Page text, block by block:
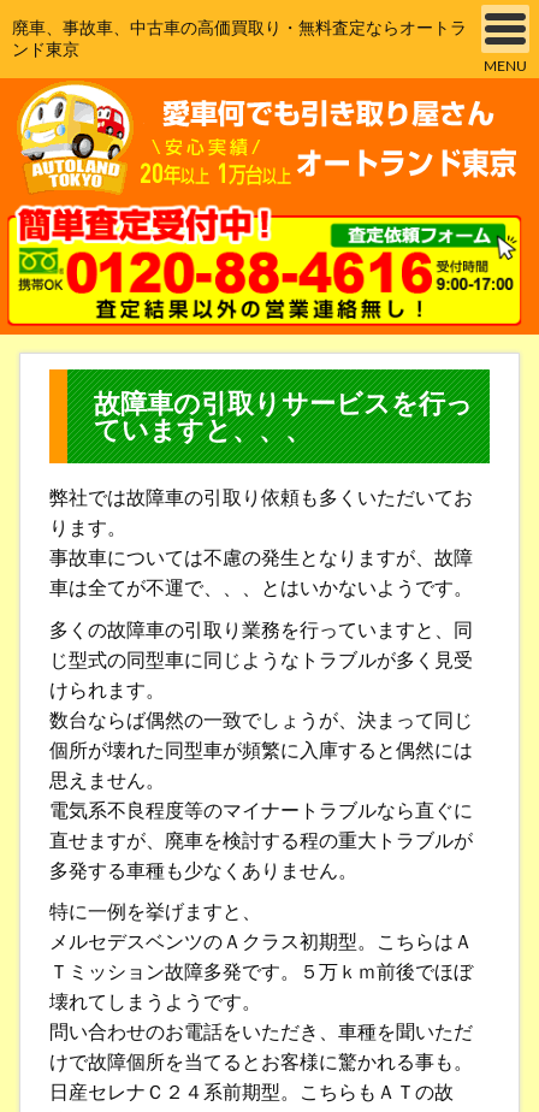
廃車、事故車、中古車の高価買取り・無料査定ならオートラ
ンド東京
MENU
故障車の引取りサービスを行っ
ていますと、、、
弊社では故障車の引取り依頼も多くいただいてお
ります。
事故車については不慮の発生となりますが、故障
車は全てが不運で、、、とはいかないようです。
多くの故障車の引取り業務を行っていますと、同
じ型式の同型車に同じようなトラブルが多く見受
けられます。
数台ならば偶然の一致でしょうが、決まって同じ
個所が壊れた同型車が頻繁に入庫すると偶然には
思えません。
電気系不良程度等のマイナートラブルなら直ぐに
直せますが、廃車を検討する程の重大トラブルが
多発する車種も少なくありません。
特に一例を挙げますと、
メルセデスベンツのＡクラス初期型。こちらはＡ
Ｔミッション故障多発です。５万ｋｍ前後でほぼ
壊れてしまうようです。
問い合わせのお電話をいただき、車種を聞いただ
けで故障個所を当てるとお客様に驚かれる事も。
日産セレナＣ２４系前期型。こちらもＡＴの故